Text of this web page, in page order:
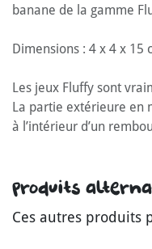
banane de la gamme
Dimensions : 4 x 4 x 15
Les jeux Fluffy sont
La partie extérieure en
à l’intérieur d’un
Produits
Ces autres produits